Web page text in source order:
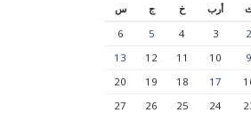
أرب خ ج
س
2
3
4
5
6
9
10
11
12
13
17
18
19
20
24
25
26
27